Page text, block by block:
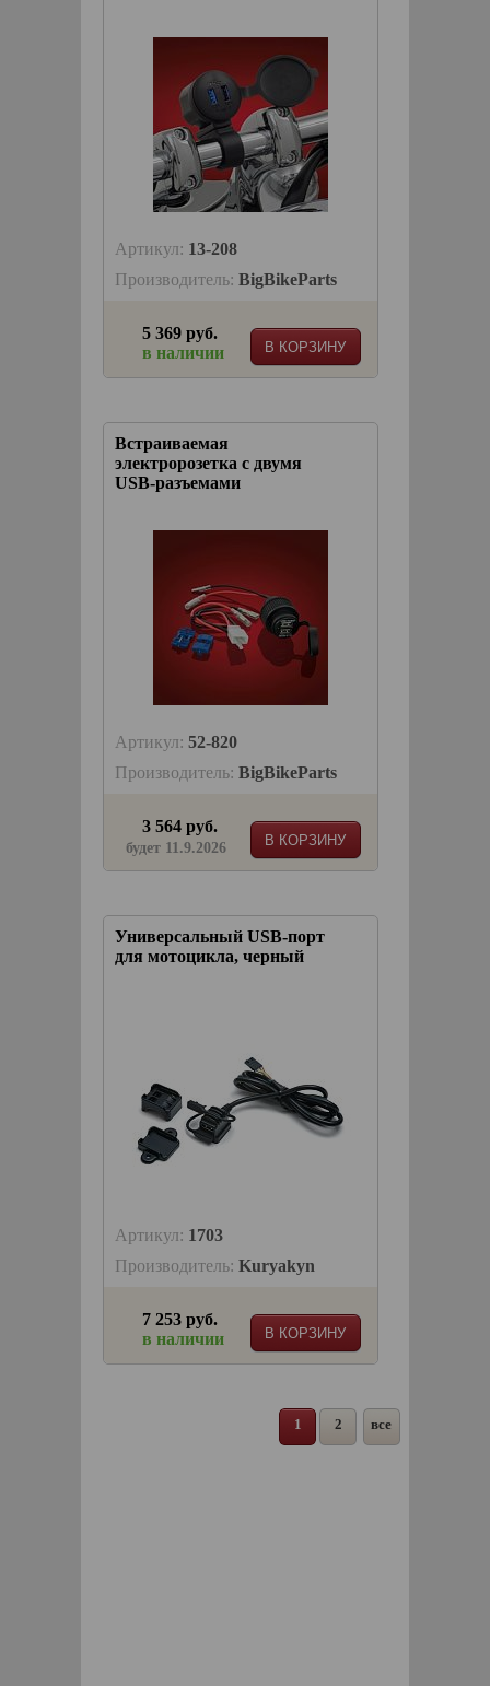
Артикул: 13-208
Производитель: BigBikeParts
В КОРЗИНУ
5 369 руб.
в наличии
Встраиваемая
электророзетка с двумя
USB-разъемами
Артикул: 52-820
Производитель: BigBikeParts
В КОРЗИНУ
3 564 руб.
будет 11.9.2026
Универсальный USB-порт
для мотоцикла, черный
Артикул: 1703
Производитель: Kuryakyn
В КОРЗИНУ
7 253 руб.
в наличии
1 2 все